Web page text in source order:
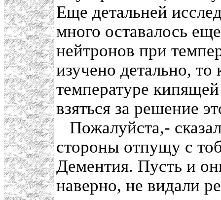
Еще детальней
много оставалось
нейтронов при
изучено детально,
температуре
взяться за решение
Пожалуйста,-
стороны отпущу с
Дементия. Пусть и
наверно, не видали